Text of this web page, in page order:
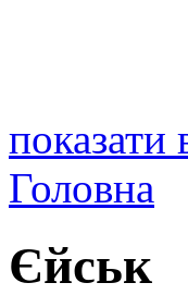
показати
Головна
Єйськ